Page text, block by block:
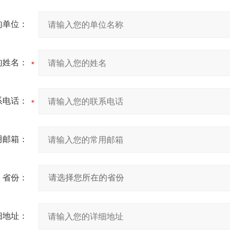
位：
名：
话：
箱：
省份：
址：